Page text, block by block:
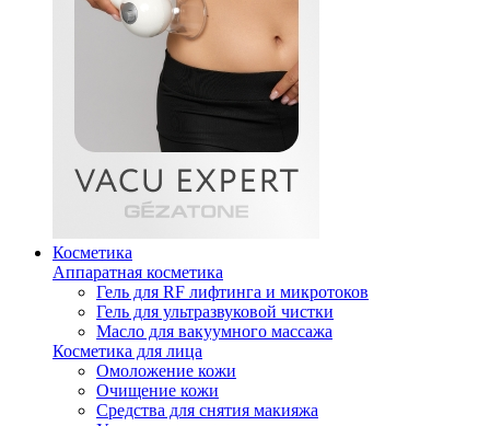
Косметика
Аппаратная косметика
Гель для RF лифтинга и микротоков
Гель для ультразвуковой чистки
Масло для вакуумного массажа
Косметика для лица
Омоложение кожи
Очищение кожи
Средства для снятия макияжа